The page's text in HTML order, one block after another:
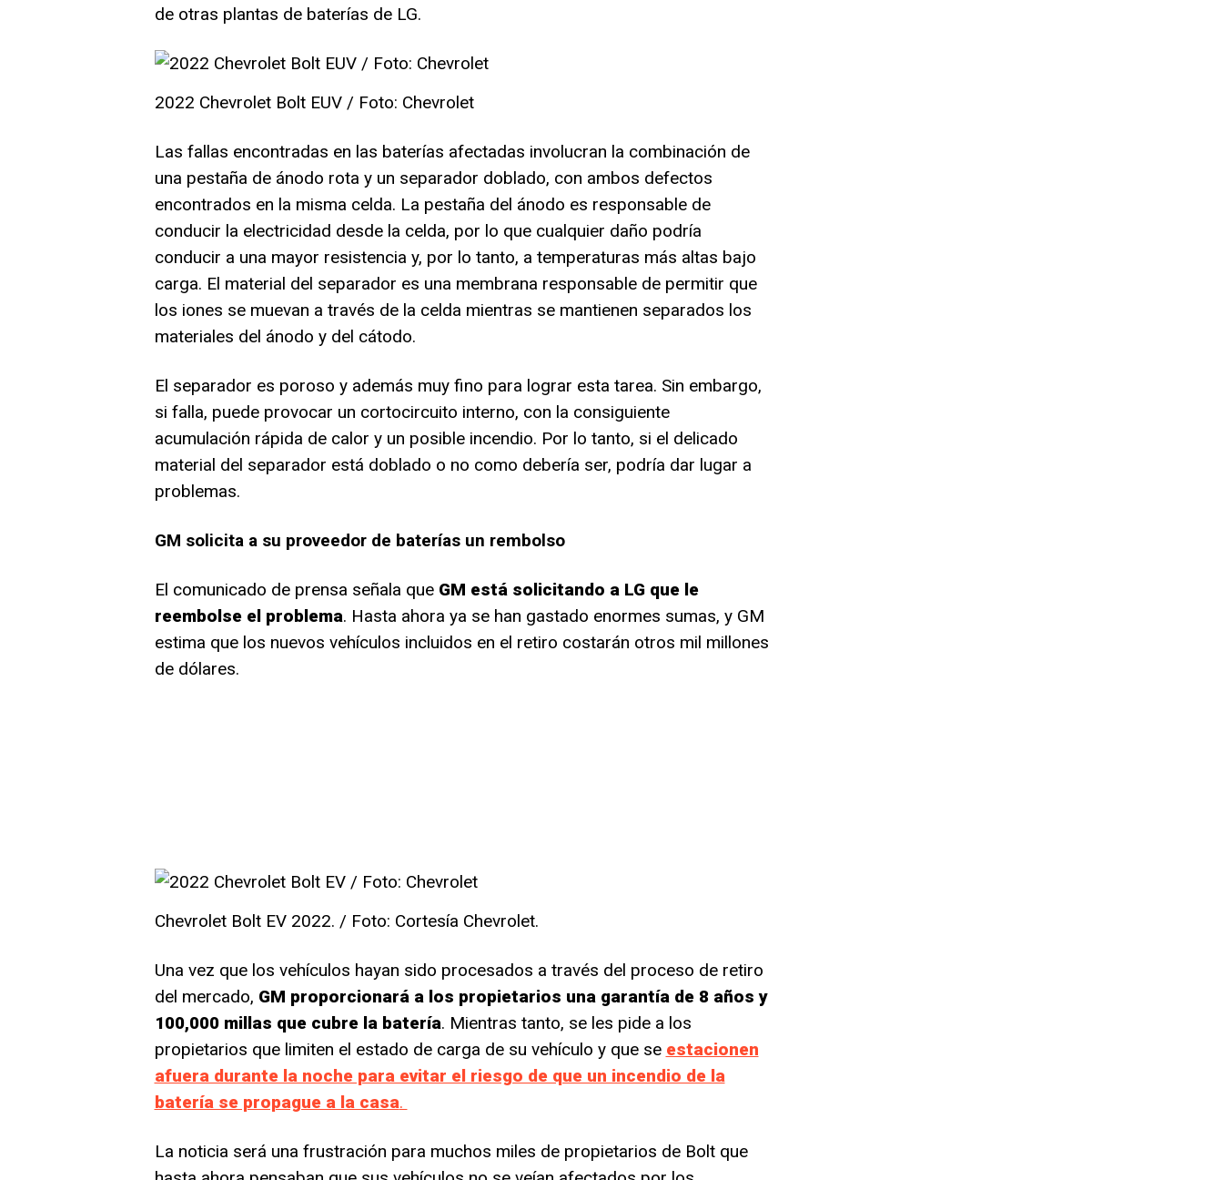
de otras plantas de baterías de LG.
2022 Chevrolet Bolt EUV / Foto: Chevrolet
Las fallas encontradas en las baterías afectadas involucran la combinación de
una pestaña de ánodo rota y un separador doblado, con ambos defectos
encontrados en la misma celda. La pestaña del ánodo es responsable de
conducir la electricidad desde la celda, por lo que cualquier daño podría
conducir a una mayor resistencia y, por lo tanto, a temperaturas más altas bajo
carga. El material del separador es una membrana responsable de permitir que
los iones se muevan a través de la celda mientras se mantienen separados los
materiales del ánodo y del cátodo.
El separador es poroso y además muy fino para lograr esta tarea. Sin embargo,
si falla, puede provocar un cortocircuito interno, con la consiguiente
acumulación rápida de calor y un posible incendio. Por lo tanto, si el delicado
material del separador está doblado o no como debería ser, podría dar lugar a
problemas.
GM solicita a su proveedor de baterías un rembolso
El comunicado de prensa señala que GM está solicitando a LG que le
reembolse el problema. Hasta ahora ya se han gastado enormes sumas, y GM
estima que los nuevos vehículos incluidos en el retiro costarán otros mil millones
de dólares.
Chevrolet Bolt EV 2022. / Foto: Cortesía Chevrolet.
Una vez que los vehículos hayan sido procesados ​​a través del proceso de retiro
del mercado, GM proporcionará a los propietarios una garantía de 8 años y
100,000 millas que cubre la batería. Mientras tanto, se les pide a los
propietarios que limiten el estado de carga de su vehículo y que se estacionen
afuera durante la noche para evitar el riesgo de que un incendio de la
batería se propague a la casa.
La noticia será una frustración para muchos miles de propietarios de Bolt que